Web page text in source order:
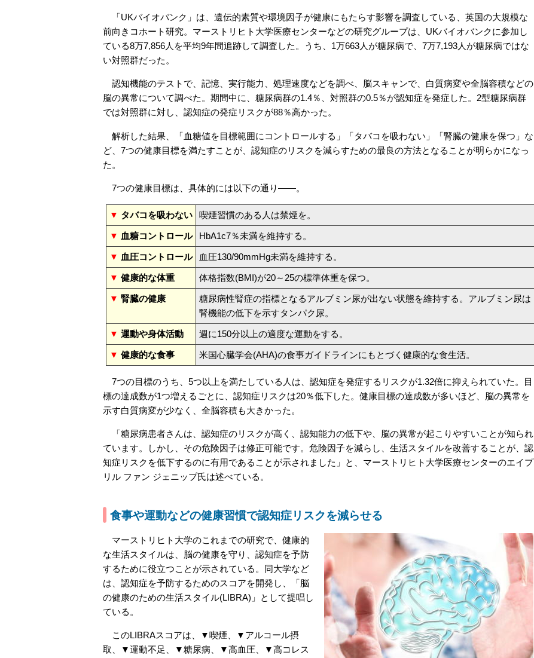
「UKバイオバンク」は、遺伝的素質や環境因子が健康にもたらす影響を調査している、英国の大規模な
前向きコホート研究。マーストリヒト大学医療センターなどの研究グループは、UKバイオバンクに参加し
ている8万7,856人を平均9年間追跡して調査した。うち、1万663人が糖尿病で、7万7,193人が糖尿病ではな
い対照群だった。
認知機能のテストで、記憶、実行能力、処理速度などを調べ、脳スキャンで、白質病変や全脳容積などの
脳の異常について調べた。期間中に、糖尿病群の1.4％、対照群の0.5％が認知症を発症した。2型糖尿病群
では対照群に対し、認知症の発症リスクが88％高かった。
解析した結果、「血糖値を目標範囲にコントロールする」「タバコを吸わない」「腎臓の健康を保つ」な
ど、7つの健康目標を満たすことが、認知症のリスクを減らすための最良の方法となることが明らかになっ
た。
7つの健康目標は、具体的には以下の通り――。
▼ タバコを吸わない 喫煙習慣のある人は禁煙を。
▼ 血糖コントロール HbA1c7％未満を維持する。
▼ 血圧コントロール 血圧130/90mmHg未満を維持する。
▼ 健康的な体重 体格指数(BMI)が20～25の標準体重を保つ。
▼ 腎臓の健康
糖尿病性腎症の指標となるアルブミン尿が出ない状態を維持する。アルブミン尿は
腎機能の低下を示すタンパク尿。
▼ 運動や身体活動 週に150分以上の適度な運動をする。
▼ 健康的な食事 米国心臓学会(AHA)の食事ガイドラインにもとづく健康的な食生活。
7つの目標のうち、5つ以上を満たしている人は、認知症を発症するリスクが1.32倍に抑えられていた。目
標の達成数が1つ増えるごとに、認知症リスクは20％低下した。健康目標の達成数が多いほど、脳の異常を
示す白質病変が少なく、全脳容積も大きかった。
「糖尿病患者さんは、認知症のリスクが高く、認知能力の低下や、脳の異常が起こりやすいことが知られ
ています。しかし、その危険因子は修正可能です。危険因子を減らし、生活スタイルを改善することが、認
知症リスクを低下するのに有用であることが示されました」と、マーストリヒト大学医療センターのエイプ
リル ファン ジェニップ氏は述べている。
食事や運動などの健康習慣で認知症リスクを減らせる
マーストリヒト大学のこれまでの研究で、健康的
な生活スタイルは、脳の健康を守り、認知症を予防
するために役立つことが示されている。同大学など
は、認知症を予防するためのスコアを開発し、「脳
の健康のための生活スタイル(LIBRA)」として提唱し
ている。
このLIBRAスコアは、▼喫煙、▼アルコール摂
取、▼運動不足、▼糖尿病、▼高血圧、▼高コレス